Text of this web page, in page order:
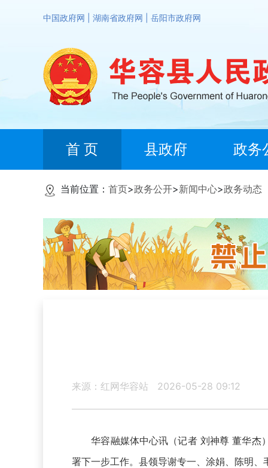
中国政府网 湖南省政府网 岳阳市政府网
首 页 县政府 政务
当前位置： 首页>政务公开>新闻中心>政务动态
来源：红网华容站 2026-05-28 09:12
华容融媒体中心讯（记者 刘神尊 董华杰）
署下一步工作。县领导谢专一、涂娟、陈明